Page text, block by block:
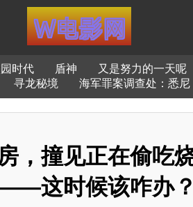
时代 盾神 又是努力的一天呢
寻龙秘境 海军罪案调查处：悉尼
，撞见正在偷吃
这时候该咋办？